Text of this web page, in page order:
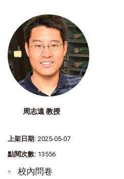
周志遠 教授
上架日期: 2025-05-07
點閱次數: 13556
校內問卷